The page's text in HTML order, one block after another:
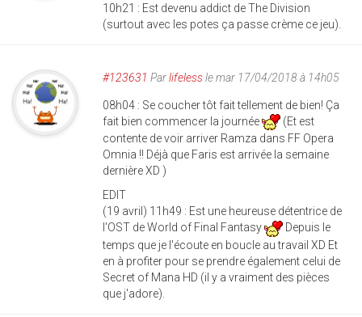
10h21 : Est devenu addict de The Division
(surtout avec les potes ça passe crème ce jeu).
#123631 Parlifelessle mar 17/04/2018 à 14h05
08h04 : Se coucher tôt fait tellement de bien! Ça
fait bien commencer la journée
(Et est
contente de voir arriver Ramza dans FF Opera
Omnia !! Déjà que Faris est arrivée la semaine
dernière XD )
EDIT
(19 avril) 11h49 : Est une heureuse détentrice de
l'OST de World of Final Fantasy
Depuis le
temps que je l'écoute en boucle au travail XD Et
en à profiter pour se prendre également celui de
Secret of Mana HD (il y a vraiment des pièces
que j'adore).